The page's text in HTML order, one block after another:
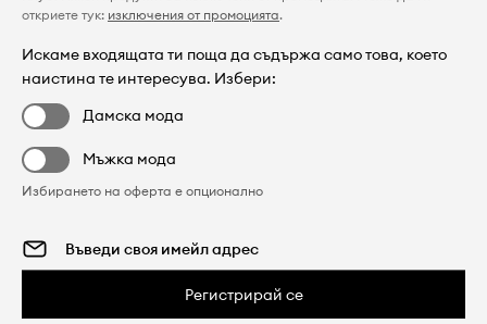
откриете тук: изключения от промоцията.
Искаме входящата ти поща да съдържа само това, което
наистина те интересува. Избери:
Дамска мода
Мъжка мода
Избирането на оферта е опционално
Регистрирай се